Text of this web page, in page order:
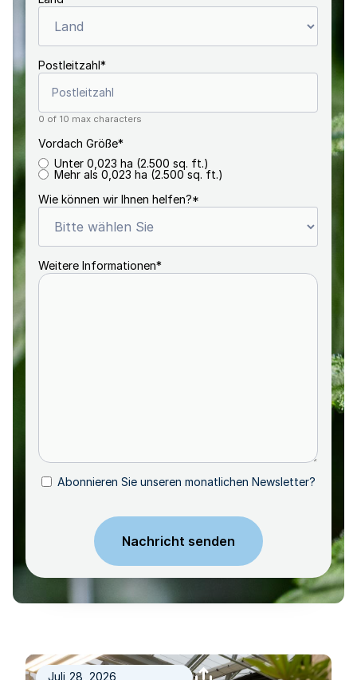
Postleitzahl*
0 of 10 max characters
Vordach Größe*
Unter 0,023 ha (2.500 sq. ft.)
Mehr als 0,023 ha (2.500 sq. ft.)
Wie können wir Ihnen helfen?*
Weitere Informationen*
Abonnieren
Abonnieren Sie unseren monatlichen Newsletter?
Juli 28, 2026